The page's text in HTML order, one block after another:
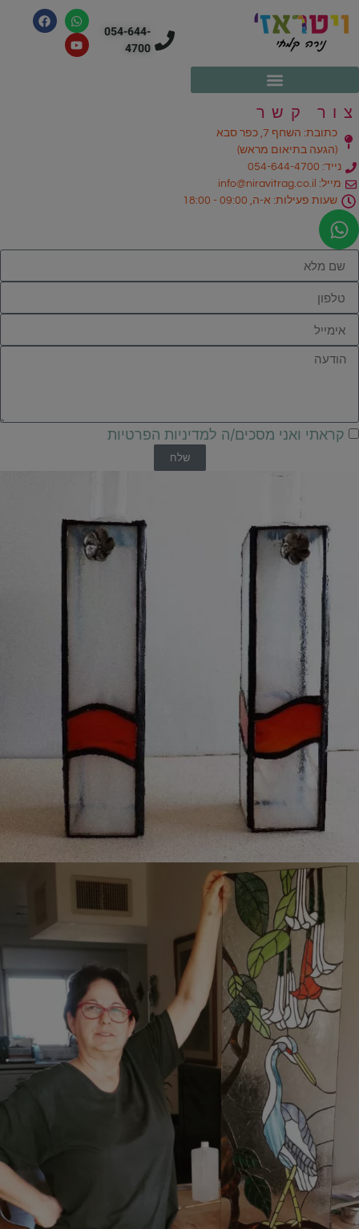
054-644-
4700
צור קשר
כתובת: השחף 7, כפר סבא
(הגעה בתיאום מראש)
נייד: 054-644-4700
מייל: info@niravitrag.co.il
שעות פעילות: א-ה, 09:00 - 18:00
קראתי ואני מסכים/ה למדיניות הפרטיות
שלח